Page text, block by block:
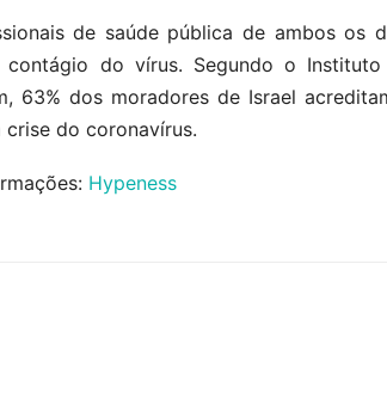
de saúde pública de ambos os
do vírus. Segundo o Instituto
63% dos moradores de Israel
crise do coronavírus.
Hypeness